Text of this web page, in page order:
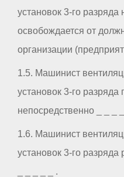
установок 3-го разряда
освобождается от
организации
1.5. Машинист
установок 3-го разряда
непосредственно _ _ _
1.6. Машинист
установок 3-го разряда
_ _ _ _ _ .